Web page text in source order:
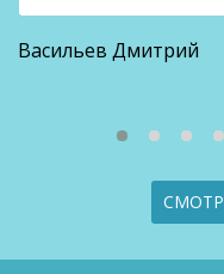
Васильев Дмитрий